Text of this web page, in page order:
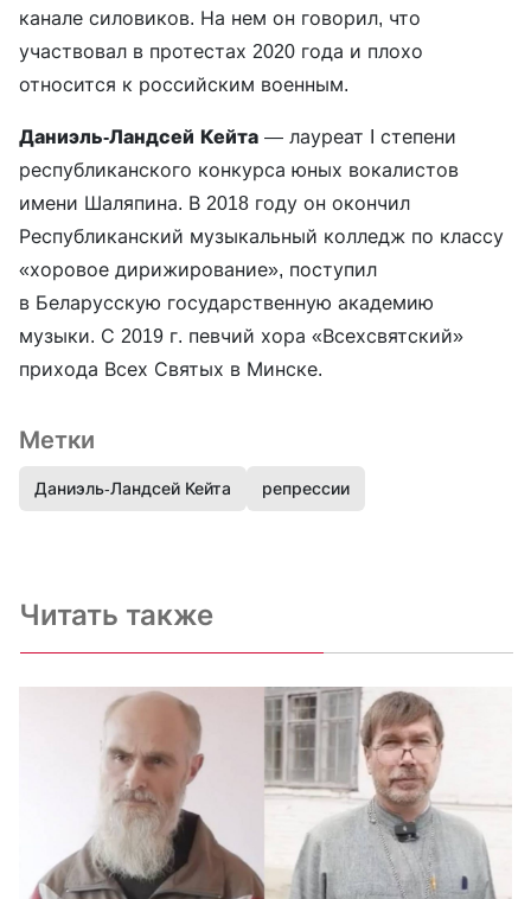
канале силовиков. На нем он говорил, что
участвовал в протестах 2020 года и плохо
относится к российским военным.
Даниэль-Ландсей Кейта — лауреат I степени
республиканского конкурса юных вокалистов
имени Шаляпина. В 2018 году он окончил
Республиканский музыкальный колледж по классу
«хоровое дирижирование», поступил
в Беларусскую государственную академию
музыки. С 2019 г. певчий хора «Всехсвятский»
прихода Всех Святых в Минске.
Метки
Даниэль-Ландсей Кейта репрессии
Читать также